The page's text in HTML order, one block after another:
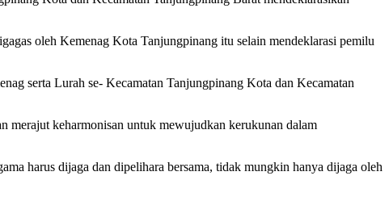
oleh Kemenag Kota Tanjungpinang itu selain mendeklarasi pemilu
serta Lurah se- Kecamatan Tanjungpinang Kota dan Kecamatan
merajut keharmonisan untuk mewujudkan kerukunan dalam
harus dijaga dan dipelihara bersama, tidak mungkin hanya dijaga oleh